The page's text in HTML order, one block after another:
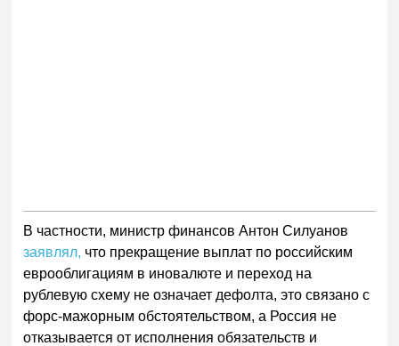
В частности, министр финансов Антон Силуанов
заявлял, что прекращение выплат по российским
еврооблигациям в иновалюте и переход на
рублевую схему не означает дефолта, это связано с
форс-мажорным обстоятельством, а Россия не
отказывается от исполнения обязательств и